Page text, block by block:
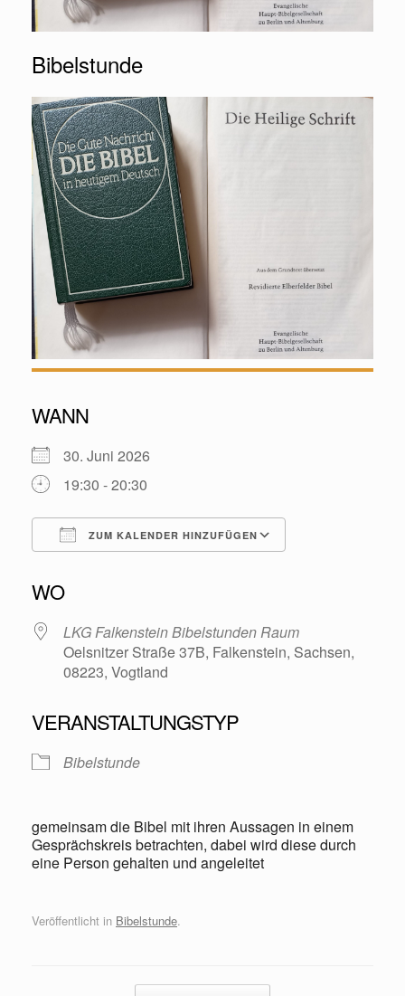
Bibelstunde
WANN
30. Juni 2026
19:30 - 20:30
ZUM KALENDER HINZUFÜGEN
WO
LKG Falkenstein Bibelstunden Raum
Oelsnitzer Straße 37B, Falkenstein, Sachsen,
08223, Vogtland
VERANSTALTUNGSTYP
Bibelstunde
gemeinsam die Bibel mit ihren Aussagen in einem
Gesprächskreis betrachten, dabei wird diese durch
eine Person gehalten und angeleitet
Veröffentlicht in Bibelstunde.